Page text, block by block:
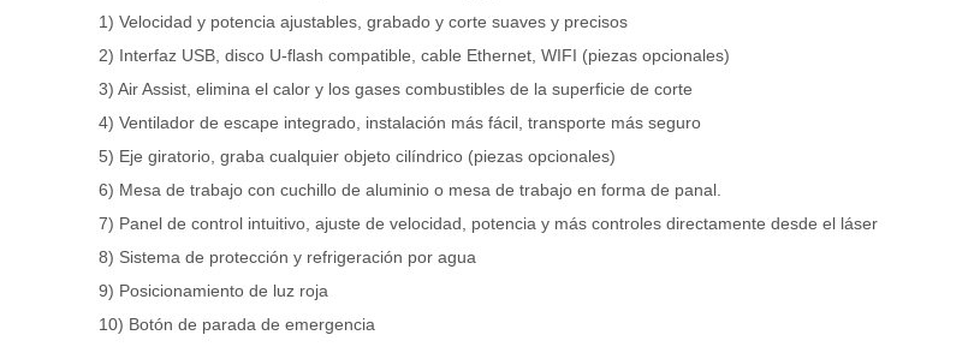
1) Velocidad y potencia ajustables, grabado y corte suaves y precisos
2) Interfaz USB, disco U-flash compatible, cable Ethernet, WIFI (piezas opcionales)
3) Air Assist, elimina el calor y los gases combustibles de la superficie de corte
4) Ventilador de escape integrado, instalación más fácil, transporte más seguro
5) Eje giratorio, graba cualquier objeto cilíndrico (piezas opcionales)
6) Mesa de trabajo con cuchillo de aluminio o mesa de trabajo en forma de panal.
7) Panel de control intuitivo, ajuste de velocidad, potencia y más controles directamente desde el láser
8) Sistema de protección y refrigeración por agua
9) Posicionamiento de luz roja
10) Botón de parada de emergencia